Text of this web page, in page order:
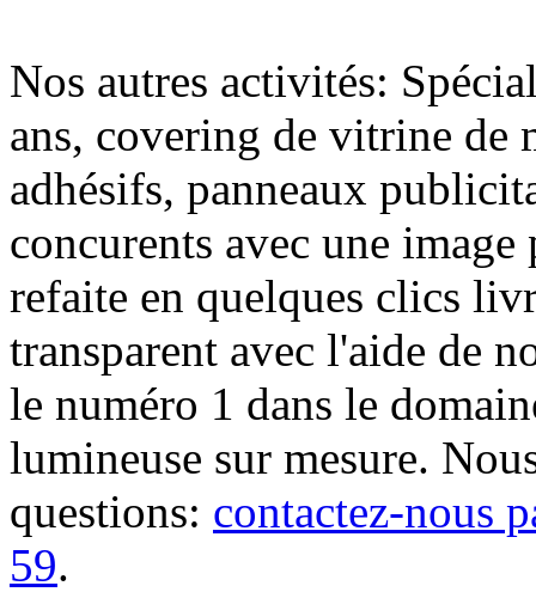
Nos autres activités:
ans, covering de vitrine de
adhésifs, panneaux
concurents avec une
refaite en quelques clics
transparent avec l'aide de
le numéro 1 dans le
lumineuse sur mesure.
questions: contactez-nous
59.